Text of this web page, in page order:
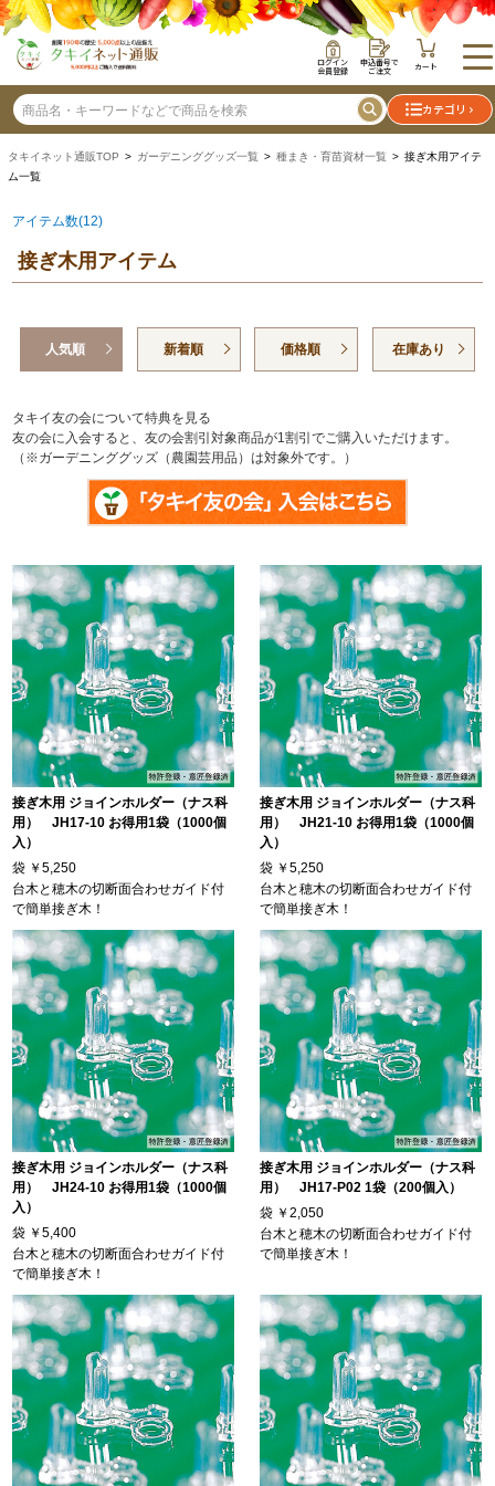
ログイン
会員登録
申込番号で
ご注文 カート
カテゴリ
タキイネット通販TOP > ガーデニンググッズ一覧 > 種まき・育苗資材一覧 > 接ぎ木用アイテ
ム一覧
アイテム数(12)
接ぎ木用アイテム
人気順 新着順 価格順 在庫あり
タキイ友の会について特典を見る
友の会に入会すると、友の会割引対象商品が1割引でご購入いただけます。
（※ガーデニンググッズ（農園芸用品）は対象外です。）
接ぎ木用 ジョインホルダー（ナス科
用） JH17-10 お得用1袋（1000個
入）
袋 ￥5,250
台木と穂木の切断面合わせガイド付
で簡単接ぎ木！
接ぎ木用 ジョインホルダー（ナス科
用） JH21-10 お得用1袋（1000個
入）
袋 ￥5,250
台木と穂木の切断面合わせガイド付
で簡単接ぎ木！
接ぎ木用 ジョインホルダー（ナス科
用） JH24-10 お得用1袋（1000個
入）
袋 ￥5,400
台木と穂木の切断面合わせガイド付
で簡単接ぎ木！
接ぎ木用 ジョインホルダー（ナス科
用） JH17-P02 1袋（200個入）
袋 ￥2,050
台木と穂木の切断面合わせガイド付
で簡単接ぎ木！